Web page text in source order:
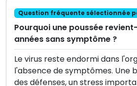
Question fréquente sélectionnée
Pourquoi une poussée
années sans symptôme ?
Le virus reste endormi dans
l'absence de symptômes. Une
des défenses, un stress